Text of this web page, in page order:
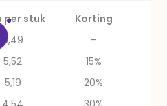
per stuk
Korting
6,49
-
5,52
15%
5,19
20%